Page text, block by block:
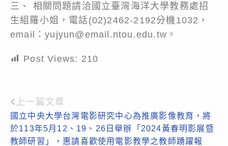
三、 相關問題請洽國立臺灣海洋大學教務處招
生組羅小姐，電話(02)2462-2192分機1032，
email：yujyun@email.ntou.edu.tw。
Post Views: 210
Read
more
articles
上一篇文章
國立中央大學台灣電影研究中心為推廣影像教育，將
於113年5月12、19、26日舉辦「2024黃春明影展暨
教師研習」，惠請喜歡使用電影教學之教師踴躍報